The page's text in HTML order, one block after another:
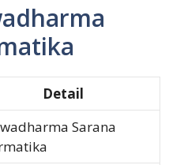
Detail
Sarana